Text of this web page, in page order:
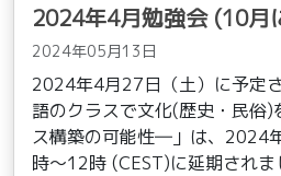
2024年4月勉強会 (10月
2024年05月13日
2024年4月27日（土）に予定
語のクラスで文化(歴史・民俗
ス構築の可能性―」は、2024
時〜12時 (CEST)に延期され